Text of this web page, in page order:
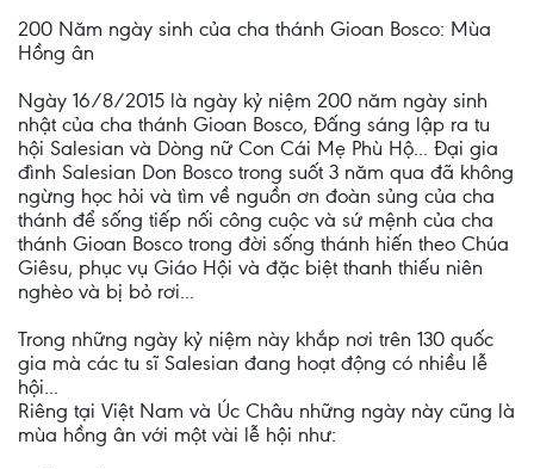
200 Năm ngày sinh của cha thánh Gioan Bosco: Mùa
Hồng ân
Ngày 16/8/2015 là ngày kỷ niệm 200 năm ngày sinh
nhật của cha thánh Gioan Bosco, Đấng sáng lập ra tu
hội Salesian và Dòng nữ Con Cái Mẹ Phù Hộ... Đại gia
đình Salesian Don Bosco trong suốt 3 năm qua đã không
ngừng học hỏi và tìm về nguồn ơn đoàn sủng của cha
thánh để sống tiếp nối công cuộc và sứ mệnh của cha
thánh Gioan Bosco trong đời sống thánh hiến theo Chúa
Giêsu, phục vụ Giáo Hội và đặc biệt thanh thiếu niên
nghèo và bị bỏ rơi...
Trong những ngày kỷ niệm này khắp nơi trên 130 quốc
gia mà các tu sĩ Salesian đang hoạt động có nhiều lễ
hội...
Riêng tại Việt Nam và Úc Châu những ngày này cũng là
mùa hồng ân với một vài lễ hội như: